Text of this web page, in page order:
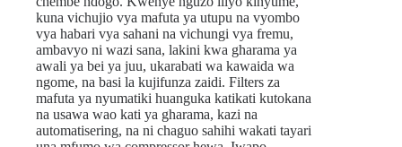
kuna vichujio vya mafuta ya utupu na vyombo
vya habari vya sahani na vichungi vya fremu,
ambavyo ni wazi sana, lakini kwa gharama ya
awali ya bei ya juu, ukarabati wa kawaida wa
ngome, na basi la kujifunza zaidi. Filters za
mafuta ya nyumatiki huanguka katikati kutokana
na usawa wao kati ya gharama, kazi na
automatisering, na ni chaguo sahihi wakati tayari